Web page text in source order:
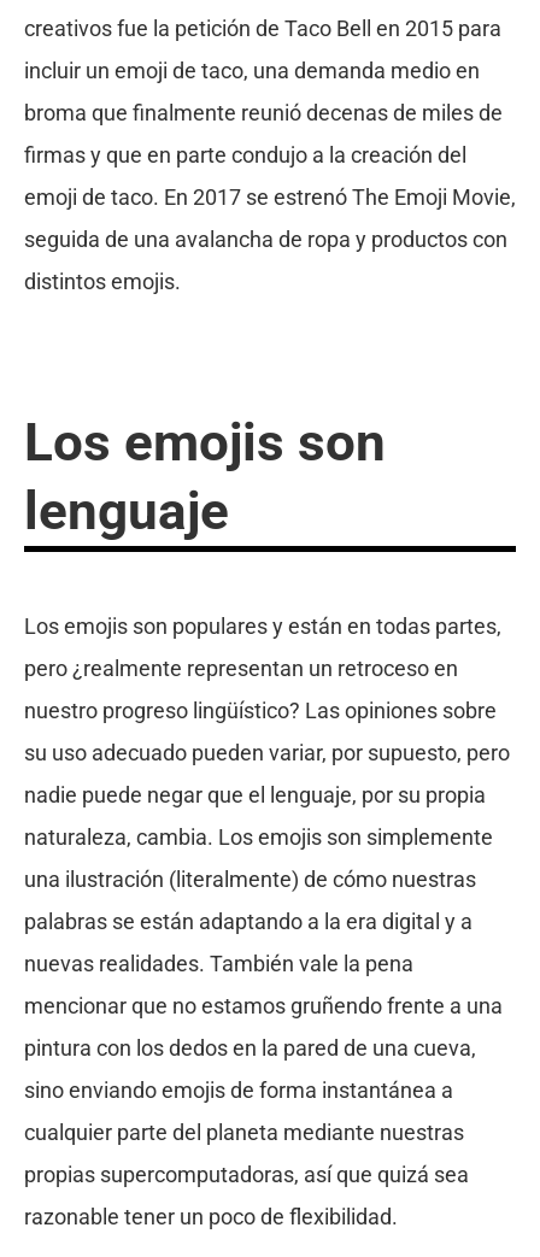
creativos fue la petición de Taco Bell en 2015 para
incluir un emoji de taco, una demanda medio en
broma que finalmente reunió decenas de miles de
firmas y que en parte condujo a la creación del
emoji de taco. En 2017 se estrenó The Emoji Movie,
seguida de una avalancha de ropa y productos con
distintos emojis.
Los emojis son
lenguaje
Los emojis son populares y están en todas partes,
pero ¿realmente representan un retroceso en
nuestro progreso lingüístico? Las opiniones sobre
su uso adecuado pueden variar, por supuesto, pero
nadie puede negar que el lenguaje, por su propia
naturaleza, cambia. Los emojis son simplemente
una ilustración (literalmente) de cómo nuestras
palabras se están adaptando a la era digital y a
nuevas realidades. También vale la pena
mencionar que no estamos gruñendo frente a una
pintura con los dedos en la pared de una cueva,
sino enviando emojis de forma instantánea a
cualquier parte del planeta mediante nuestras
propias supercomputadoras, así que quizá sea
razonable tener un poco de flexibilidad.